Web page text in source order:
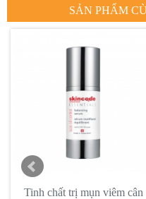
SẢN PHẨM
Tinh chất trị mụn viêm cân